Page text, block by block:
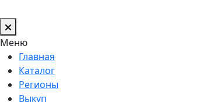
Меню
Главная
Каталог
Регионы
Выкуп